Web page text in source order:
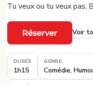
Tu veux ou tu veux pas,
Réserver Voir
DURÉE
1h15
GENRE
Comédie,